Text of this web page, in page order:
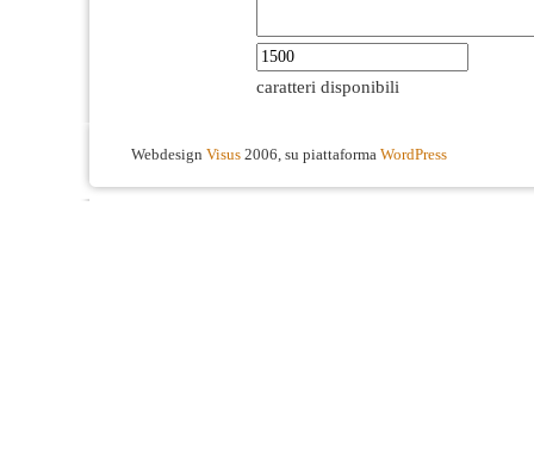
caratteri disponibili
Webdesign Visus 2006, su piattaforma WordPress